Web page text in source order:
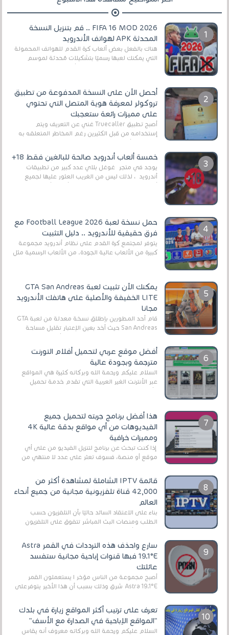
FIFA 16 MOD 2026 .. قم بتنزيل النسخة
المحدثة APK لهواتف الأندرويد
هناك بالفعل بعض ألعاب كرة القدم للهواتف المحمولة
التي يمكنك لعبها رسميًا بتشكيلات مُحدثة لموسم
أحصل الآن على النسخة المدفوعة من تطبيق
تروكولر لمعرفة هوية المتصل التي تحتوي
على مميزات رائعة ستعجبك
أصبح تطبيق Truecaller غني عن التعريف ويتم
إستخدامه من قبل الكثيرين رغم المخاطر المتعلقه به
خمسة ألعاب أندرويد صالحة للبالغين فقط 18+
يوجد في متجر غوغل بلاي عدد كبير من تطبيقات
أندرويد ، لذلك ليس من الغريب العثور عليها لجميع
حمل نسخة لعبة Football League 2026 مع
فرق حقيقية للأندرويد .. دليل التثبيت
يتوفر لمجتمع كرة القدم على نظام أندرويد مجموعة
كبيرة من الألعاب عالية الجودة. من الألعاب الرسمية مثل
يمكنك الآن تثبيت لعبة GTA San Andreas
LITE الخفيفة والأصلية على هاتفك الأندرويد
مجانا
قام أحد المطورين بإطلاق نسخة معدلة من لعبة GTA
San Andreas حيث أخد بعين الإعتبار تقليل مساحة
أفضل موقع عربي لتحميل أفلام التورنت
مترجمة وبجودة عالية
السلام عليكم ورحمة الله وبركاته كثيرة هي المواقع
عبر الأنترنت الغير العربية التي تقدم خدمة تحميل
الأفلام على التورنت ، ومعظم هذه المواقع ل...
هذا أفضل برنامج جربته لتحميل جميع
الفيديوهات من أي مواقع بدقة عالية 4K
ومميزات خرافية
إذا كنت تبحث عن برنامج لتنزيل الفيديو من على أي
موقع أو منصة، فسوف تعثر على عدد لا منتهي من
قائمة IPTV الشاملة لمشاهدة أكثر من
42,000 قناة تلفزيونية مجانية من جميع أنحاء
العالم
بناءً على الاعتقاد السائد حاليًا بأن التلفزيون حسب
الطلب ومنصات البث المباشر تتفوق على التلفزيون
الرقمي الأرضي التقليدي، يُعدّ IPTV-org خيار...
سارع واحذف هذه الترددات في القمر Astra
19.1°E فبها قنوات إباحية مجانية ستفسد
عائلتك
أصبح مجموعة من الناس مؤخر ا يستعملون القمر
Astra 19.1°E شرق وذلك بسبب أن هذا الأخير يتوفرعلى
تعرف على ترتيب أكثر المواقع زيارة في بلدك
"المواقع الإباحية في الصدارة مع الأسف"
السلام عليكم ورحمة الله وبركاته معروف أنه يقاس